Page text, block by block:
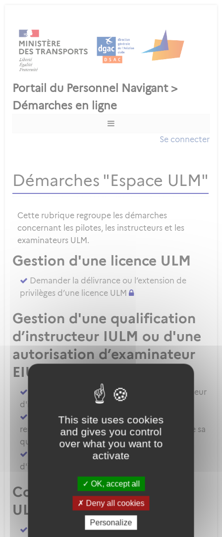
This site uses cookies
and gives you control
over what you want to
activate
OK, accept all
Deny all cookies
Personalize
Se connecter
Démarches "Espace ULM"
Cette rubrique regroupe les démarches
concernant les pilotes, les instructeurs et les
examinateurs ULM.
Gestion d'une licence ULM
Demander la délivrance ou l’extension de
privilèges d’une licence ULM
Gestion d'une qualification
d’instructeur IULM ou d'une
autorisation d’examinateur
EIULM
Attester des prérequis pour devenir formateur
d'instructeur ULM
Demander la délivrance, la prorogation, le
renouvellement ou l'extension de privilèges de sa
qualification IULM
Demander une autorisation d'examinateur
d'instructeur EIULM
Compte rendu d’épreuve
ULM
Compléter un compte rendu d'épreuve